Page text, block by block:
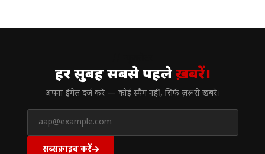
हर सुबह सबसे पहलेख़बरें।
अपना ईमेल दर्ज करें — कोई स्पैम नहीं, सिर्फ ज़रूरी खबरें।
सब्सक्राइब करें